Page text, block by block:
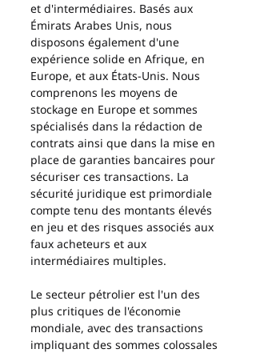
et d'intermédiaires. Basés aux
Émirats Arabes Unis, nous
disposons également d'une
expérience solide en Afrique, en
Europe, et aux États-Unis. Nous
comprenons les moyens de
stockage en Europe et sommes
spécialisés dans la rédaction de
contrats ainsi que dans la mise en
place de garanties bancaires pour
sécuriser ces transactions. La
sécurité juridique est primordiale
compte tenu des montants élevés
en jeu et des risques associés aux
faux acheteurs et aux
intermédiaires multiples.
Le secteur pétrolier est l'un des
plus critiques de l'économie
mondiale, avec des transactions
impliquant des sommes colossales